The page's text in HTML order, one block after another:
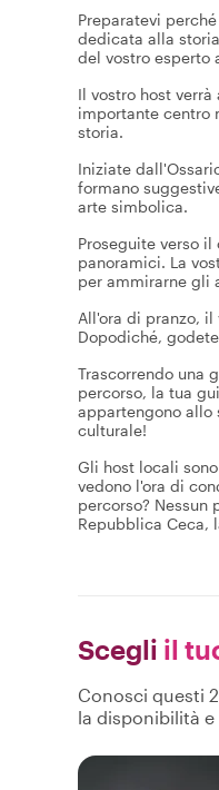
Preparatevi
dedicata alla
del vostro esperto
Il vostro host
importante centro
storia.
Iniziate
formano
arte simbolica.
Proseguite verso
panoramici. La
per ammirarne gli
All'ora di pranzo,
Dopodiché,
Trascorrendo una
percorso, la tua
appartengono allo
culturale!
Gli host locali
vedono l'ora di
percorso?
Repubblica Ceca,
Scegli il
Conosci questi
la disponibilità